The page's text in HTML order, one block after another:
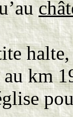
au km